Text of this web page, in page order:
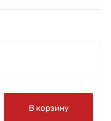
В корзину